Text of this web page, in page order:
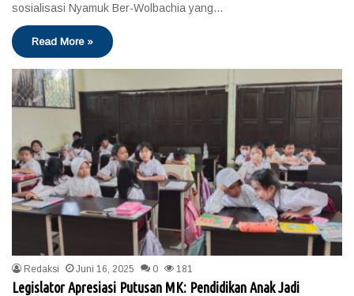
sosialisasi Nyamuk Ber-Wolbachia yang…
Read More »
Redaksi Juni 16, 2025 0 181
Legislator Apresiasi Putusan MK: Pendidikan Anak Jadi